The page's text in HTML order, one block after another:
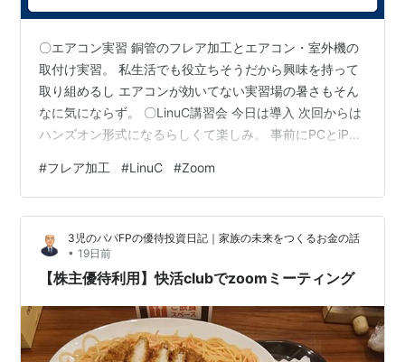
〇エアコン実習 銅管のフレア加工とエアコン・室外機の
取付け実習。 私生活でも役立ちそうだから興味を持って
取り組めるし エアコンが効いてない実習場の暑さもそん
なに気にならず。 〇LinuC講習会 今日は導入 次回からは
ハンズオン形式になるらしくて楽しみ。 事前にPCとiPad
今日も更新三昧でとにかく時間がかかる上に インストー
ルに失敗したりと ほぼPCが使えないような状態なので、
これは絶対CPUが低スペックなことだけが理由じゃない
と思い GeminiとChatGPTに質問しながら sfcとかDISM
も試したり、散々時間かけて調…
#フレア加工 #LinuC #Zoom
3児のパパFPの優待投資日記｜家族の未来をつくるお金の話
• 19日前
【株主優待利用】快活clubでzoomミーティング